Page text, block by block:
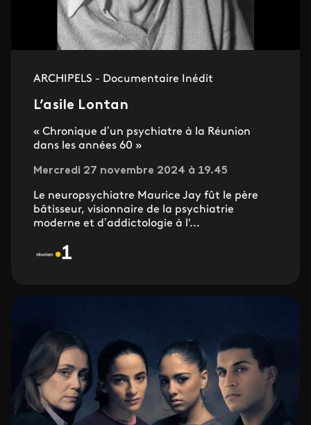
ARCHIPELS - Documentaire Inédit
L’asile Lontan
« Chronique d’un psychiatre à la Réunion
dans les années 60 »
Mercredi 27 novembre 2024 à 19.45
Le neuropsychiatre Maurice Jay fût le père
bâtisseur, visionnaire de la psychiatrie
moderne et d’addictologie à l'...